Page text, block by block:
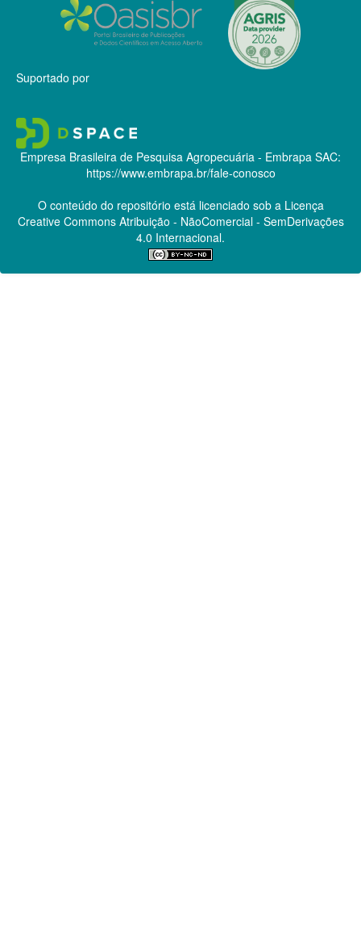
Suportado por
Empresa Brasileira de Pesquisa Agropecuária - Embrapa SAC:
https://www.embrapa.br/fale-conosco
O conteúdo do repositório está licenciado sob a Licença
Creative CommonsAtribuição - NãoComercial - SemDerivações
4.0 Internacional.